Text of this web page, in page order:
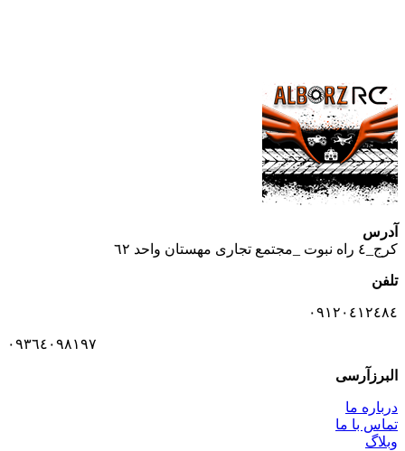
آدرس
كرج_٤ راه نبوت _مجتمع تجارى مهستان واحد ٦٢
تلفن
٠٩١٢٠٤١٢٤٨٤
٠٩٣٦٤٠٩٨١٩٧
البرزآرسی
درباره ما
تماس با ما
وبلاگ